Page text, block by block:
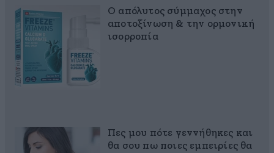
Ο απόλυτος σύμμαχος στην
αποτοξίνωση & την ορμονική
ισορροπία
Πες μου πότε γεννήθηκες και
θα σου πω ποιες εμπειρίες θα